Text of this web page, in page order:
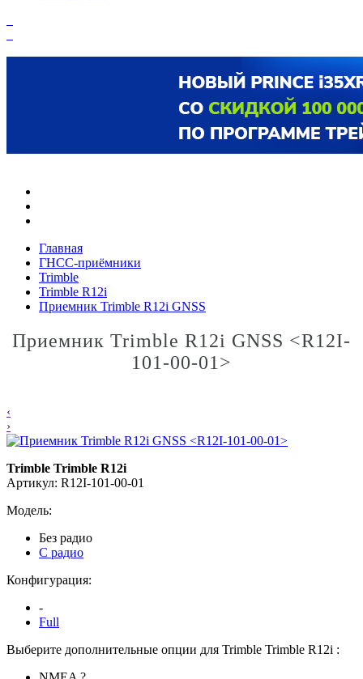
Главная
ГНСС-приёмники
Trimble
Trimble R12i
Приемник Trimble R12i GNSS
Приемник Trimble R12i GNSS <R12I-
101-00-01>
‹
›
Trimble Trimble R12i
Артикул: R12I-101-00-01
Модель:
Без радио
С радио
Конфигурация:
-
Full
Выберите дополнительные опции для Trimble Trimble R12i :